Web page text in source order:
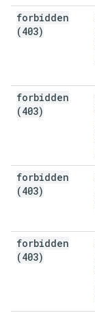
forbidden
(403)
forbidden
(403)
forbidden
(403)
forbidden
(403)